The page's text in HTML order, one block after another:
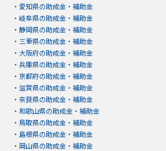
・ 愛知県の助成金・補助金
・ 岐阜県の助成金・補助金
・ 静岡県の助成金・補助金
・ 三重県の助成金・補助金
・ 大阪府の助成金・補助金
・ 兵庫県の助成金・補助金
・ 京都府の助成金・補助金
・ 滋賀県の助成金・補助金
・ 奈良県の助成金・補助金
・ 和歌山県の助成金・補助金
・ 鳥取県の助成金・補助金
・ 島根県の助成金・補助金
・ 岡山県の助成金・補助金